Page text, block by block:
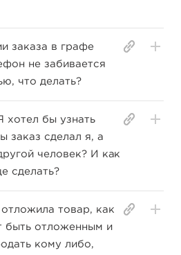
заказа в графе
не забивается
что делать?
хотел бы узнать
заказ сделал я, а
человек? И как
сделать?
товар, как
быть отложенным и
кому либо,